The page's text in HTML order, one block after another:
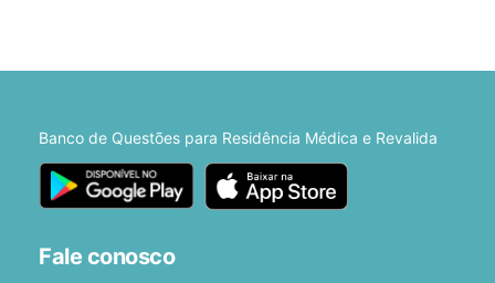
Banco de Questões para Residência Médica e Revalida
Fale conosco